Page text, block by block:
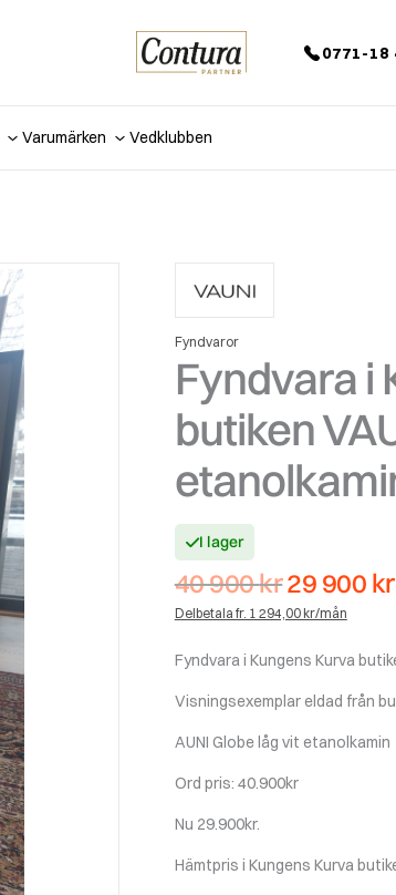
0771-18
Varumärken Vedklubben
Fyndvaror
Fyndvara i
butiken
I lager
40 900krDet
priset
var:
900 kr.
29 900 kr
Delbetala fr. 1 294,00 kr/mån
Fyndvara i Kungens Kurva
Visningsexemplar eldad från
AUNI Globe låg vit etanolkamin
Ord pris: 40.900kr
Nu 29.900kr.
Hämtpris i Kungens Kurva